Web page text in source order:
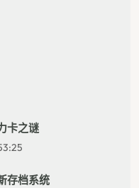
卡之谜
存档系统